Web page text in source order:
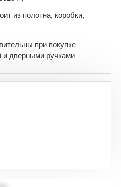
из полотна, коробки,
при покупке
и дверными ручками